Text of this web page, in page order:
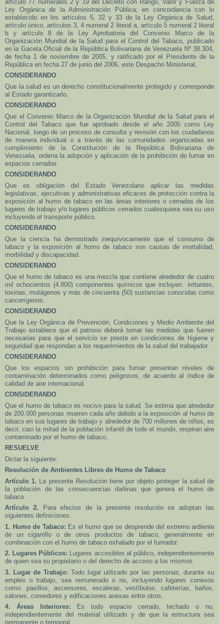
artículo 77 numerales 2 y 19 del Decreto con Rango, Valor y Fuerza de
Ley Orgánica de la Administración Pública; en concordancia con lo
establecido en los artículos 5, 32 y 33 de la Ley Orgánica de Salud,
artículo único, artículos 3, 4 numeral 2 literal a, artículo 5 numeral 2 literal
b y artículo 8 de la Ley Aprobatoria del Convenio Marco de la
Organización Mundial de la Salud para el Control del Tabaco, publicado
en la Gaceta Oficial de la República Bolivariana de Venezuela Nº 38.304,
de fecha 1 de noviembre de 2005, y ratificado por el Presidente de la
República en fecha 27 de junio del 2006, este Despacho Ministerial,
CONSIDERANDO
Que la salud es un derecho constitucionalmente protegido y corresponde
al Estado garantizarlo.
CONSIDERANDO
Que el Convenio Marco de la Organización Mundial de la Salud para el
Control del Tabaco que fue aprobado desde el año 2005 como Ley
Nacional, luego de un proceso de consulta y revisión con los ciudadanos
de manera individual o a través de las comunidades organizadas en
cumplimiento de la Constitución de la República Bolivariana de
Venezuela, ordena la adopción y aplicación de la prohibición de fumar en
espacios cerrados.
CONSIDERANDO
Que es obligación del Estado Venezolano aplicar las medidas
legislativas, ejecutivas y administrativas eficaces de protección contra la
exposición al humo de tabaco en las áreas interiores o cerradas de los
lugares de trabajo y/o lugares públicos cerrados cualesquiera sea su uso
incluyendo el transporte público.
CONSIDERANDO
Que la ciencia ha demostrado inequívocamente que el consumo de
tabaco y la exposición al humo de tabaco son causas de mortalidad,
morbilidad y discapacidad.
CONSIDERANDO
Que el humo de tabaco es una mezcla que contiene alrededor de cuatro
mil ochocientos (4.800) componentes químicos que incluyen irritantes,
toxinas, mutágenos y más de cincuenta (50) sustancias conocidas como
cancerígenos.
CONSIDERANDO
Que la Ley Orgánica de Prevención, Condiciones y Medio Ambiente del
Trabajo establece que el patrono deberá tomar las medidas que fueren
necesarias para que el servicio se preste en condiciones de higiene y
seguridad que respondan a los requerimientos de la salud del trabajador.
CONSIDERANDO
Que los espacios sin prohibición para fumar presentan niveles de
contaminación determinados como peligrosos, de acuerdo al índice de
calidad de aire internacional.
CONSIDERANDO
Que el humo de tabaco es nocivo para la salud. Se estima que alrededor
de 200.000 personas mueren cada año debido a la exposición al humo de
tabaco en sus lugares de trabajo y alrededor de 700 millones de niños, es
decir, casi la mitad de la población infantil de todo el mundo, respiran aire
contaminado por el humo de tabaco,
RESUELVE
Dictar la siguiente:
Resolución de Ambientes Libres de Humo de Tabaco
Artículo 1. La presente Resolución tiene por objeto proteger la salud de
la población de las consecuencias dañinas que genera el humo de
tabaco.
Artículo 2. Para efectos de la presente resolución se adoptan las
siguientes definiciones:
1. Humo de Tabaco: Es el humo que se desprende del extremo ardiente
de un cigarrillo o de otros productos de tabaco, generalmente en
combinación con el humo de tabaco exhalado por el fumador.
2. Lugares Públicos: Lugares accesibles al público, independientemente
de quien sea su propietario o del derecho de acceso a los mismos.
3. Lugar de Trabajo: Todo lugar utilizado por las personas, durante su
empleo o trabajo, sea remunerado o no, incluyendo lugares conexos
como: pasillos, ascensores, escaleras, vestíbulos, cafeterías, baños,
salones, comedores y edificaciones anexas entre otros.
4. Áreas Interiores: Es todo espacio cerrado, techado o no,
independientemente del material utilizado y de que la estructura sea
permanente o temporal.